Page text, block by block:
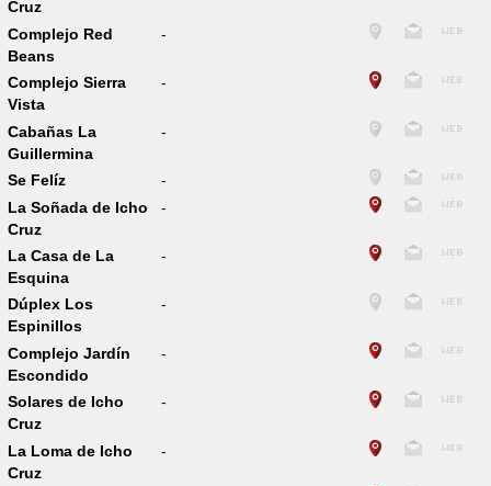
Cruz
Complejo Red
Beans
-
Complejo Sierra
Vista
-
Cabañas La
Guillermina
-
Se Felíz
-
La Soñada de Icho
Cruz
-
La Casa de La
Esquina
-
Dúplex Los
Espinillos
-
Complejo Jardín
Escondido
-
Solares de Icho
Cruz
-
La Loma de Icho
Cruz
-